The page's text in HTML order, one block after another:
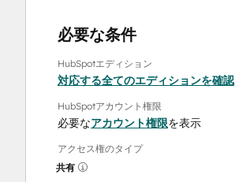
必要な条件
HubSpotエディション
対応する全てのエディションを確認
HubSpotアカウント権限
必要なアカウント権限を表示
アクセス権のタイプ
共有